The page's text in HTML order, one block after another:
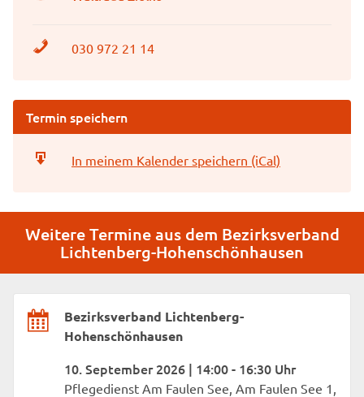
030 972 21 14
Termin speichern
In meinem Kalender speichern (iCal)
Weitere Termine aus dem Bezirksverband
Lichtenberg-Hohenschönhausen
Bezirksverband Lichtenberg-
Hohenschönhausen
10. September 2026 | 14:00 - 16:30 Uhr
Pflegedienst Am Faulen See, Am Faulen See 1,